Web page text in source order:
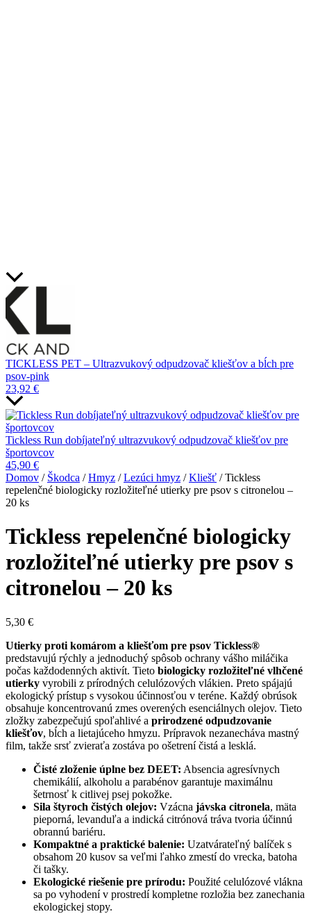
TICKLESS PET – Ultrazvukový odpudzovač kliešťov a bĺch pre
psov-pink
23,92 €
Tickless Run dobíjateľný ultrazvukový odpudzovač kliešťov pre
športovcov
45,90 €
Domov / Škodca /Hmyz /Lezúci hmyz /Kliešť / Tickless
repelenčné biologicky rozložiteľné utierky pre psov s citronelou –
20 ks
Tickless repelenčné biologicky
rozložiteľné utierky pre psov s
citronelou – 20 ks
5,30 €
Utierky proti komárom a kliešťom pre psov Tickless®
predstavujú rýchly a jednoduchý spôsob ochrany vášho miláčika
počas každodenných aktivít. Tieto biologicky rozložiteľné vlhčené
utierky vyrobili z prírodných celulózových vlákien. Preto spájajú
ekologický prístup s vysokou účinnosťou v teréne. Každý obrúsok
obsahuje koncentrovanú zmes overených esenciálnych olejov. Tieto
zložky zabezpečujú spoľahlivé a prirodzené odpudzovanie
kliešťov, bĺch a lietajúceho hmyzu. Prípravok nezanecháva mastný
film, takže srsť zvieraťa zostáva po ošetrení čistá a lesklá.
Čisté zloženie úplne bez DEET: Absencia agresívnych
chemikálií, alkoholu a parabénov garantuje maximálnu
šetrnosť k citlivej psej pokožke.
Sila štyroch čistých olejov: Vzácna jávska citronela, mäta
pieporná, levanduľa a indická citrónová tráva tvoria účinnú
obrannú bariéru.
Kompaktné a praktické balenie: Uzatvárateľný balíček s
obsahom 20 kusov sa veľmi ľahko zmestí do vrecka, batoha
či tašky.
Ekologické riešenie pre prírodu: Použité celulózové vlákna
sa po vyhodení v prostredí kompletne rozložia bez zanechania
ekologickej stopy.